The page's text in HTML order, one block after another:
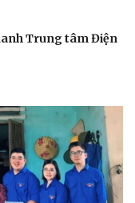
Trung tâm Điện